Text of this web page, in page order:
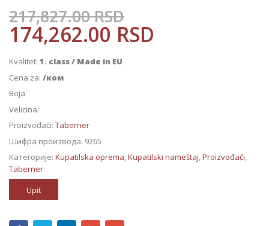
217,827.00RSD
174,262.00 RSD
Kvalitet: 1. class / Made in EU
Cena za: /ком
Boja:
Velicina:
Proizvođači: Taberner
Шифра производа: 9265
Категорије: Kupatilska oprema,Kupatilski nameštaj,Proizvođači,
Taberner
Upit